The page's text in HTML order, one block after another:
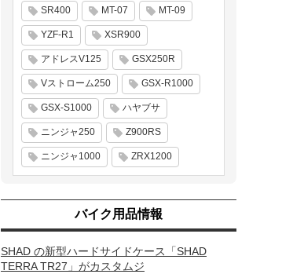
SR400 MT-07 MT-09
YZF-R1 XSR900
アドレスV125 GSX250R
Vストローム250 GSX-R1000
GSX-S1000 ハヤブサ
ニンジャ250 Z900RS
ニンジャ1000 ZRX1200
バイク用品情報
SHAD の新型ハードサイドケース「SHAD
TERRA TR27」がカスタムジ